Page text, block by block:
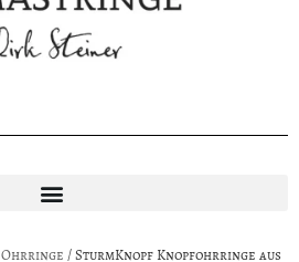
Ohrringe / SturmKnopf Knopfohrringe aus